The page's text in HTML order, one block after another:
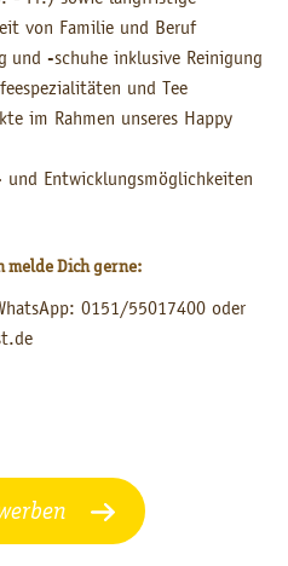
von Familie und Beruf
und -schuhe inklusive Reinigung
und Tee
im Rahmen unseres Happy
Entwicklungsmöglichkeiten
melde Dich gerne:
0151/55017400 oder